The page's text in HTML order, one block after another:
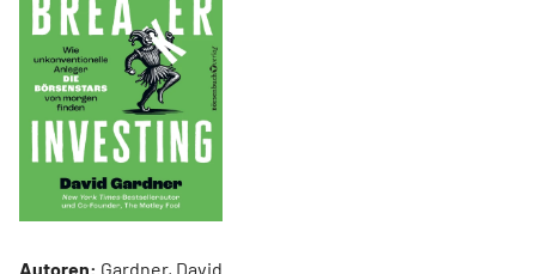
Autoren: Gardner, David